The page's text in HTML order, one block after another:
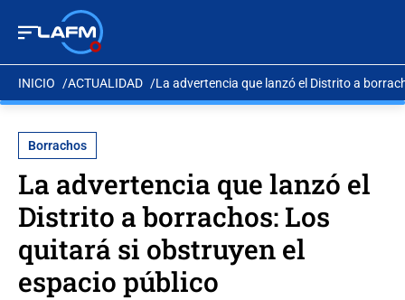
INICIO ACTUALIDAD La advertencia que lanzó el Distrito a
Borrachos
La advertencia que lanzó el
Distrito a borrachos: Los
quitará si obstruyen el
espacio público